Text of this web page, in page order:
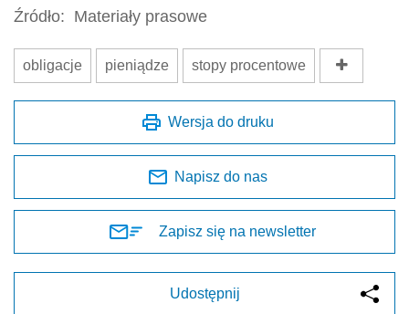
Źródło: Materiały prasowe
obligacje pieniądze stopy procentowe
Wersja do druku
Napisz do nas
Zapisz się na newsletter
Udostępnij